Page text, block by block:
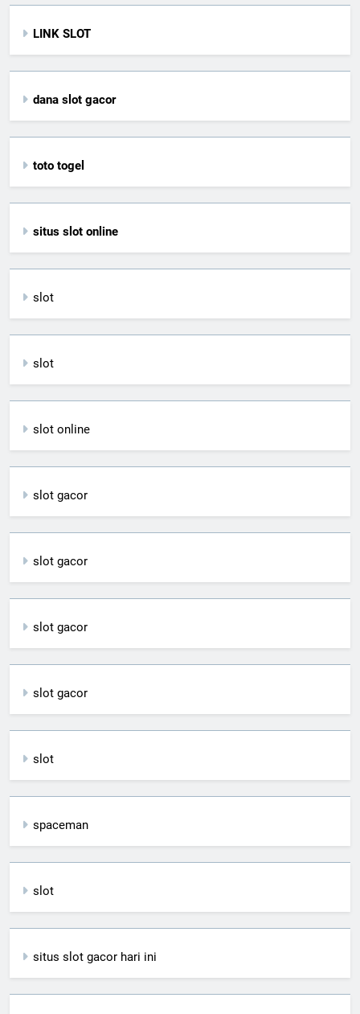
LINK SLOT
dana slot gacor
toto togel
situs slot online
slot
slot
slot online
slot gacor
slot gacor
slot gacor
slot gacor
slot
spaceman
slot
situs slot gacor hari ini